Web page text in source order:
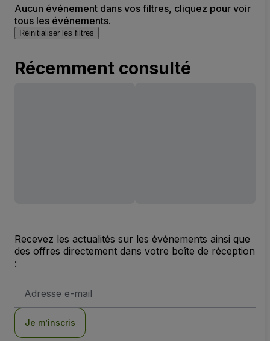
Aucun événement dans vos filtres, cliquez pour voir
tous les événements.
Réinitialiser les filtres
Récemment consulté
Recevez les actualités sur les événements ainsi que
des offres directement dans votre boîte de réception
:
e-
Je m’inscris